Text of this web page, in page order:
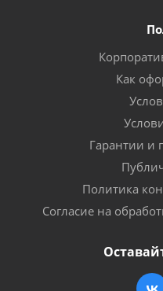
Как
Гарантии и
Политика
Согласие на